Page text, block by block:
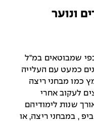
במ"ל
עם העלייה
ריצה
אחרי
לימודיהם
ריצה, או